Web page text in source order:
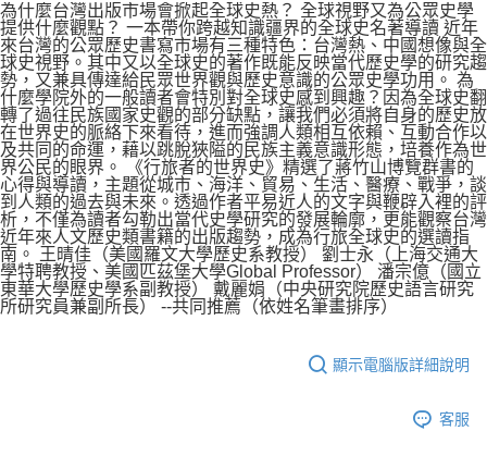
為什麼台灣出版市場會掀起全球史熱？ 全球視野又為公眾史學
提供什麼觀點？ 一本帶你跨越知識疆界的全球史名著導讀 近年
來台灣的公眾歷史書寫市場有三種特色：台灣熱、中國想像與全
球史視野。其中又以全球史的著作既能反映當代歷史學的研究趨
勢，又兼具傳達給民眾世界觀與歷史意識的公眾史學功用。 為
什麼學院外的一般讀者會特別對全球史感到興趣？因為全球史翻
轉了過往民族國家史觀的部分缺點，讓我們必須將自身的歷史放
在世界史的脈絡下來看待，進而強調人類相互依賴、互動合作以
及共同的命運，藉以跳脫狹隘的民族主義意識形態，培養作為世
界公民的眼界。 《行旅者的世界史》精選了蔣竹山博覽群書的
心得與導讀，主題從城市、海洋、貿易、生活、醫療、戰爭，談
到人類的過去與未來。透過作者平易近人的文字與鞭辟入裡的評
析，不僅為讀者勾勒出當代史學研究的發展輪廓，更能觀察台灣
近年來人文歷史類書籍的出版趨勢，成為行旅全球史的選讀指
南。 王晴佳（美國羅文大學歷史系教授） 劉士永（上海交通大
學特聘教授、美國匹茲堡大學Global Professor） 潘宗億（國立
東華大學歷史學系副教授） 戴麗娟（中央研究院歷史語言研究
所研究員兼副所長） --共同推薦（依姓名筆畫排序）
顯示電腦版詳細說明
客服